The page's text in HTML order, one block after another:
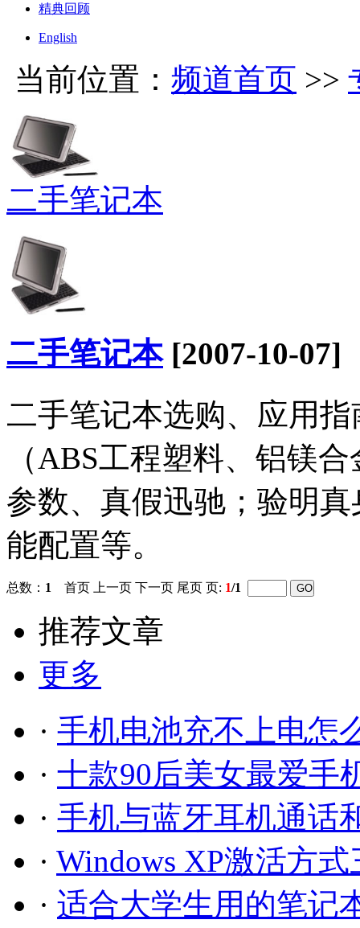
精典回顾
English
当前位置： 频道首页 >>
二手笔记本
二手笔记本[2007-10-07]
二手笔记本选购、应用
（ABS工程塑料、铝镁
参数、真假迅驰；验明
能配置等。
总数： 1 首页 上一页 下一页 尾页 页: 1/1
推荐文章
更多
· 手机电池充不上电怎
· 十款90后美女最爱手
· 手机与蓝牙耳机通话
· Windows XP激活方式
· 适合大学生用的笔记